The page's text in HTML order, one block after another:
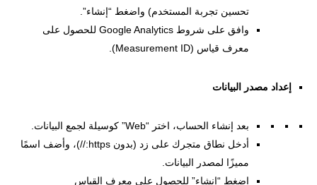
تحسين تجربة المستخدم) واضغط “إنشاء”.
وافق على شروط Google Analytics للحصول على
معرف قياس (Measurement ID).
إعداد مصدر البيانات
بعد إنشاء الحساب، اختر “Web” كوسيلة لجمع البيانات.
أدخل نطاق متجرك على زد (بدون https://)، وأضف اسمًا
مميزًا لمصدر البيانات.
اضغط “إنشاء” للحصول على معرف القياس